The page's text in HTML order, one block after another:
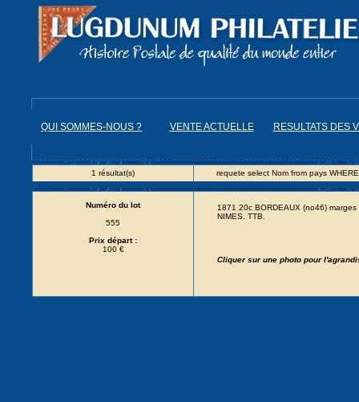
QUI SOMMES-NOUS ? VENTE ACTUELLE RESULTATS DES
1 résultat(s) requete select Nom from pays
Numéro du lot
555
Prix départ :
100 €
1871 20c BORDEAUX (no46)
NIMES. TTB.
Cliquer sur une photo pour